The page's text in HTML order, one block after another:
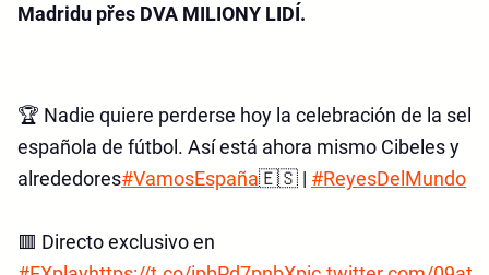
Madridu přes DVA MILIONY LIDÍ.
🏆 Nadie quiere perderse hoy la celebración de la
española de fútbol. Así está ahora mismo Cibeles y
alrededores#VamosEspaña🇪🇸 | #ReyesDelMundo
🟥 Directo exclusivo en